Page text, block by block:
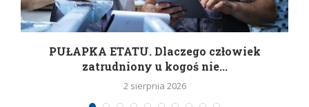
PUŁAPKA ETATU. Dlaczego człowiek
zatrudniony u kogoś nie...
2 sierpnia 2026